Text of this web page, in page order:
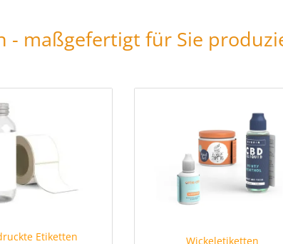
- maßgefertigt für Sie
Etiketten Wickeletiketten